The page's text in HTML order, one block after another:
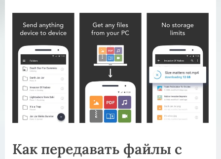
Как передавать файлы с